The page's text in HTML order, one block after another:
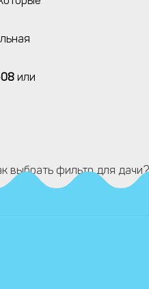
или
выбрать фильтр для дачи?